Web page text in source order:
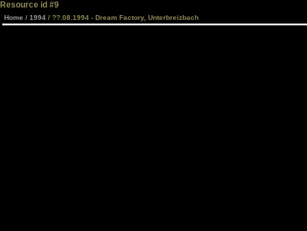
Resource id #9
Home / 1994 / ??.08.1994 - Dream Factory, Unterbreizbach